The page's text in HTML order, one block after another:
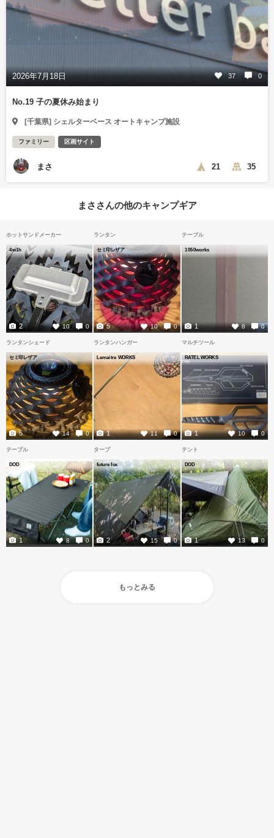
2026年7月18日 37 0
No.19 子の夏休み始まり
[千葉県] シェルターベース オートキャンプ施設
ファミリー 区画サイト
まさ 21 35
まささんの他のキャンプギア
ホットサンドメーカー
4w1h
10 0
2
ランタン
セミ印レザア
10 0
5
テーブル
1050works
8 0
1
ランタンシェード
セミ印レザア
14 0
5
ランタンハンガー
Lemaitre WORKS
11 0
1
マルチツール
RATEL WORKS
10 0
1
テーブル
DOD
8 0
1
タープ
future fox
15 0
2
テント
DOD
13 0
1
もっとみる